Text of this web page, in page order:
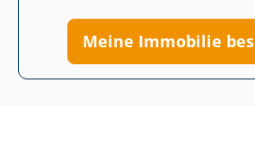
Meine Immobilie